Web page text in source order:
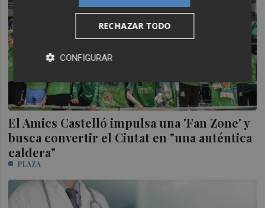
El Amics Castelló impulsa una 'Fan Zone' y
busca convertir el Ciutat en "una auténtica
caldera"
PLAZA
RECHAZAR TODO
CONFIGURAR